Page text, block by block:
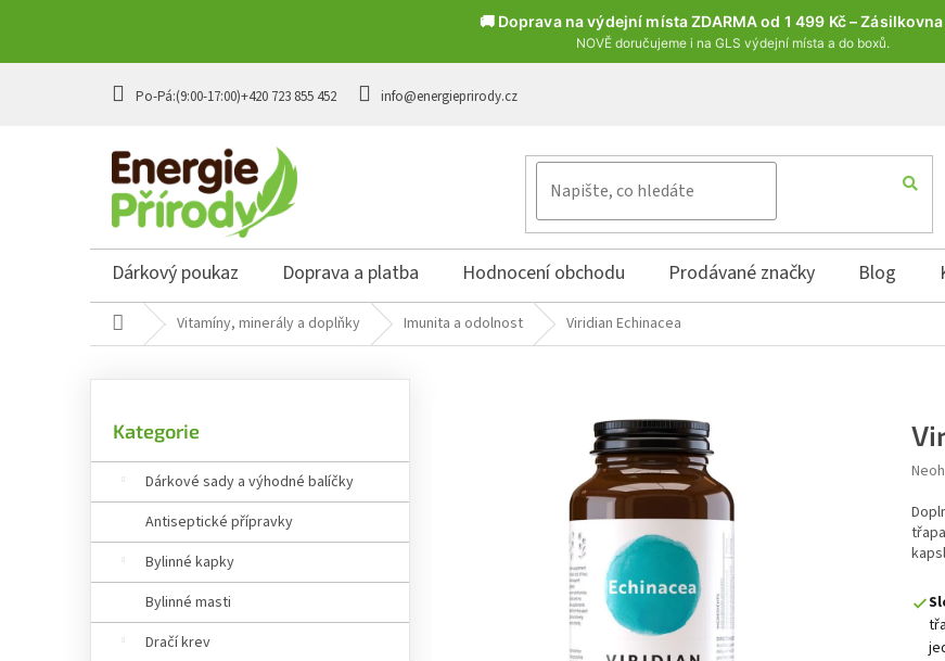
🚚 Doprava na výdejní místa ZDARMA od 1 499 Kč – Zásilkovna
NOVĚ doručujeme i na GLS výdejní místa a do boxů.
+420 723 855 452 info@energieprirody.cz
Dárkový poukaz Doprava a platba Hodnocení obchodu Prodávané značky Blog
Domů Vitamíny, minerály a doplňky Imunita a odolnost Viridian Echinacea
Kategorie
Dárkové sady a výhodné balíčky
Antiseptické přípravky
Bylinné kapky
Bylinné masti
Dračí krev